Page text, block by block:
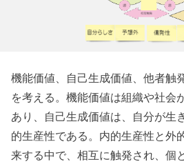
機能価値、自己生成価値、他者触
を考える。機能価値は組織や社会
あり、自己生成価値は、自分が生
的生産性である。内的生産性と外
来する中で、相互に触発され、個